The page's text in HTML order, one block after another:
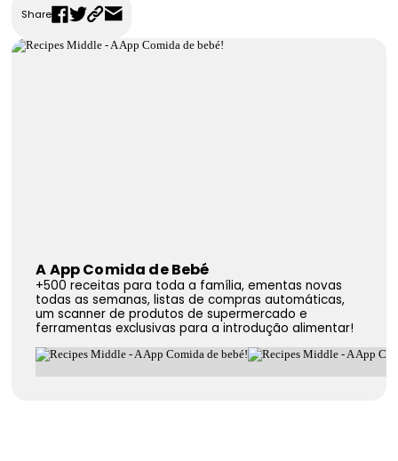
FAQS
Contactos
Share
A App Comida de Bebé
+500 receitas para toda a família, ementas novas
todas as semanas, listas de compras automáticas,
um scanner de produtos de supermercado e
ferramentas exclusivas para a introdução alimentar!